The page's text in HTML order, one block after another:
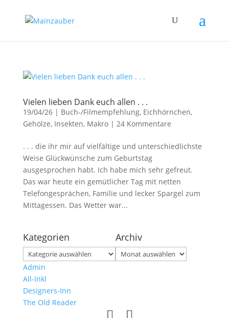
Vielen lieben Dank euch allen . . .
19/04/26| Buch-/Filmempfehlung, Eichhörnchen,
Gehölze, Insekten, Makro| 24 Kommentare
. . . die ihr mir auf vielfältige und unterschiedlichste
Weise Glückwünsche zum Geburtstag
ausgesprochen habt. Ich habe mich sehr gefreut.
Das war heute ein gemütlicher Tag mit netten
Telefongesprächen, Familie und lecker Spargel zum
Mittagessen. Das Wetter war...
Kategorien
Kategorien
Archiv
Archiv
Admin
All-Inkl
Designers-Inn
The Old Reader